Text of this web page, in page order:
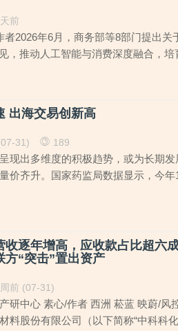
前
者2026年6月，商务部等8部门提出关
，推动人工智能与消费深度融合，培
出海交易创新高
31) 189
现出多维度的积极趋势，或为长期
价齐升。国家药监局数据显示，今年
逐年增高，应收款占比超六
方“突击”置出资产
前 (07-31)
研中心 素心/作者 西洲 菘蓝 映蔚/风
料股份有限公司（以下简称“中科科化